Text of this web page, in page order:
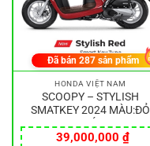
HONDA VIỆT NAM
SCOOPY – STYLISH
SMATKEY 2024 MÀU:ĐỎ
39,000,000 ₫
Đã bán287 sản phẩm